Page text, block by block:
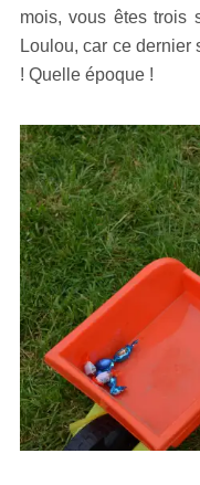
mois, vous êtes trois
Loulou, car ce dernier
! Quelle époque !